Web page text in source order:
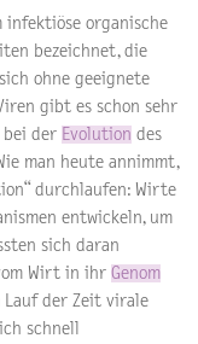
infektiöse organische
bezeichnet, die
ohne geeignete
gibt es schon sehr
bei der Evolution des
man heute annimmt,
durchlaufen: Wirte
entwickeln, um
sich daran
Wirt in ihr Genom
Lauf der Zeit virale
schnell